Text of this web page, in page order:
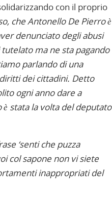
con il proprio
che Antonello De Pierro è
denunciato degli abusi
ma ne sta pagando
parlando di una
dei cittadini. Detto
ogni anno dare a
è stata la volta del deputato
‘senti che puzza
col sapone non vi siete
inappropriati del